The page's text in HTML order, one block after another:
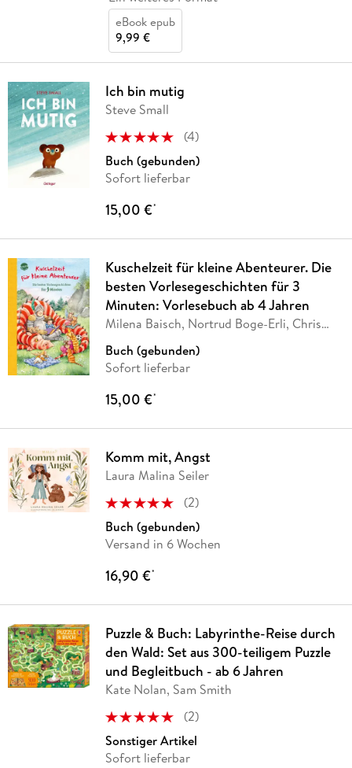
eBook epub
9,99 €
Ich bin mutig
Steve Small
(4)
Buch (gebunden)
Sofort lieferbar
15,00 €*
Kuschelzeit für kleine Abenteurer. Die
besten Vorlesegeschichten für 3
Minuten: Vorlesebuch ab 4 Jahren
Milena Baisch, Nortrud Boge-Erli, Chris
Buch (gebunden)
Sofort lieferbar
15,00 €*
Komm mit, Angst
Laura Malina Seiler
(2)
Buch (gebunden)
Versand in 6 Wochen
16,90 €*
Puzzle & Buch: Labyrinthe-Reise durch
den Wald: Set aus 300-teiligem Puzzle
und Begleitbuch - ab 6 Jahren
Kate Nolan, Sam Smith
(2)
Sonstiger Artikel
Sofort lieferbar